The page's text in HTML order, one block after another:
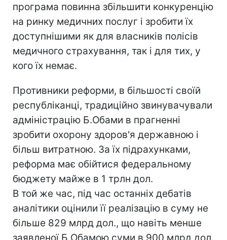
програма повинна збільшити конкуренцію
на ринку медичних послуг і зробити їх
доступнішими як для власників полісів
медичного страхування, так і для тих, у
кого їх немає.
Противники реформи, в більшості своїй
республіканці, традиційно звинувачували
адміністрацію Б.Обами в прагненні
зробити охорону здоров'я державною і
більш витратною. За їх підрахунками,
реформа має обійтися федеральному
бюджету майже в 1 трлн дол.
В той же час, під час останніх дебатів
аналітики оцінили її реалізацію в суму не
більше 829 млрд дол., що навіть менше
заявленої Б.Обамою суми в 900 млрд дол.